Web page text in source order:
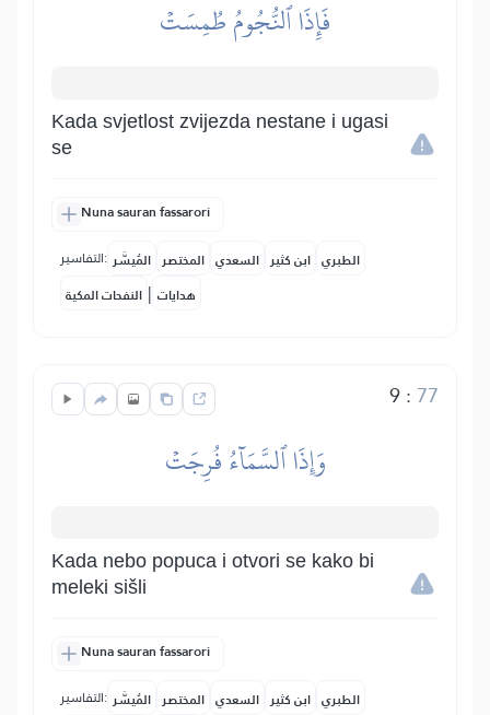
فَإِذَا ٱلنُّجُومُ طُمِسَتۡ
Kada svjetlost zvijezda nestane i ugasi
se
Nuna sauran fassarori
التفاسير: المُيسَّر المختصر السعدي ابن كثير الطبري
النفحات المكية | هدايات
9: 77
وَإِذَا ٱلسَّمَآءُ فُرِجَتۡ
Kada nebo popuca i otvori se kako bi
meleki sišli
Nuna sauran fassarori
التفاسير: المُيسَّر المختصر السعدي ابن كثير الطبري